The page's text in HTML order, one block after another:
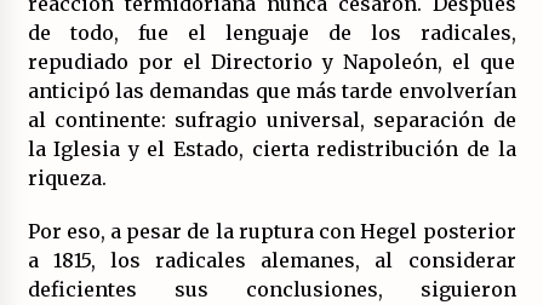
de todo, fue el lenguaje de los radicales,
repudiado por el Directorio y Napoleón, el que
anticipó las demandas que más tarde envolverían
al continente: sufragio universal, separación de
la Iglesia y el Estado, cierta redistribución de la
riqueza.
Por eso, a pesar de la ruptura con Hegel posterior
a 1815, los radicales alemanes, al considerar
deficientes sus conclusiones, siguieron